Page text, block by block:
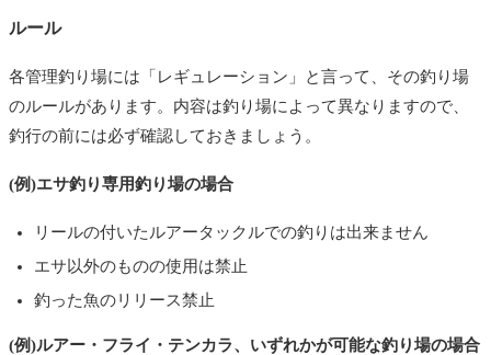
ルール
各管理釣り場には「レギュレーション」と言って、その釣り場
のルールがあります。内容は釣り場によって異なりますので、
釣行の前には必ず確認しておきましょう。
(例)エサ釣り専用釣り場の場合
リールの付いたルアータックルでの釣りは出来ません
エサ以外のものの使用は禁止
釣った魚のリリース禁止
(例)ルアー・フライ・テンカラ、いずれかが可能な釣り場の場合